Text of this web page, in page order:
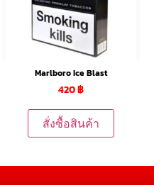
Marlboro Ice Blast
420฿
สั่งซื้อสินค้า